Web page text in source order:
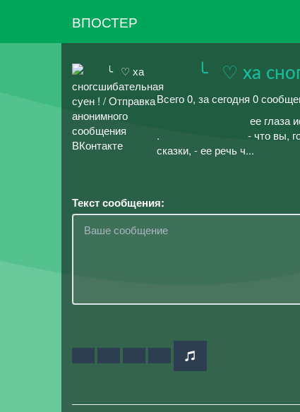
ВПОСТЕР
⠀⠀⠀╰⠀♡ ха
Всего 0, за сегодня 0
⠀⠀⠀⠀⠀⠀⠀⠀⠀⠀⠀⠀ее глаза
.⠀⠀⠀⠀⠀⠀⠀⠀⠀⠀⠀ - что вы,
сказки, - ее речь ч...
Текст сообщения: